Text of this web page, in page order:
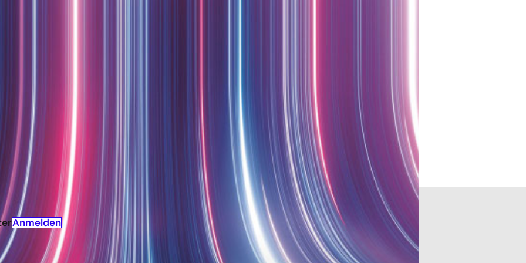
steht als Themencluster im Mittelpunkt des
Kongresses am 13. und 14. November 2023 in Berlin.
Anmelden